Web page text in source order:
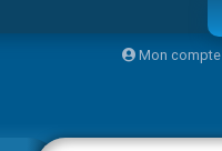
Mon compte